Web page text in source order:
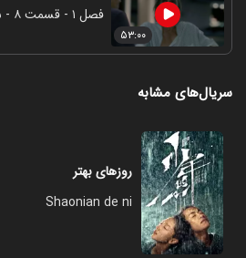
۵۳:۰۰
فصل ۱ - قسمت ۸ - شکل و پوچ (قسمت آخر)
سریال‌های مشابه
روزهای بهتر
Shaonian de ni